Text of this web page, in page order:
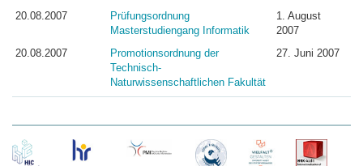
20.08.2007
Prüfungsordnung
Masterstudiengang Informatik
1. August
2007
20.08.2007
Promotionsordnung der
Technisch-
Naturwissenschaftlichen Fakultät
27. Juni 2007